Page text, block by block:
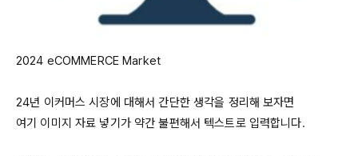
2024 eCOMMERCE Market
24년 이커머스 시장에 대해서 간단한 생각을 정리해 보자면
여기 이미지 자료 넣기가 약간 불편해서 텍스트로 입력합니다.